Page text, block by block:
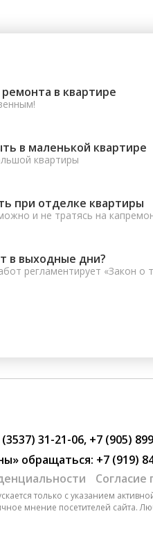
в квартире
в маленькой квартире
квартиры
при отделке квартиры
и не тратясь на
в выходные дни?
регламентирует «Закон о
(3537) 31-21-06, +7 (905)
обращаться: +7 (919)
только с указанием
мнение посетителей сайта.